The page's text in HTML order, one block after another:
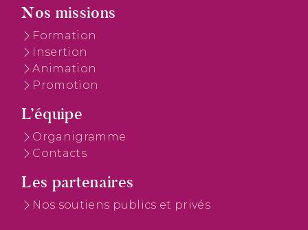
Nos missions
Formation
Insertion
Animation
Promotion
L’équipe
Organigramme
Contacts
Les partenaires
Nos soutiens publics et privés